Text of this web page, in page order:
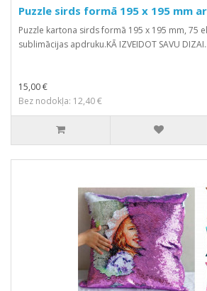
Puzzle sirds formā 195 x 195 mm
Puzzle kartona sirds formā 195 x 195 mm, 75
sublimācijas apdruku.KĀ IZVEIDOT SAVU DIZAI..
15,00 €
Bez nodokļa: 12,40 €